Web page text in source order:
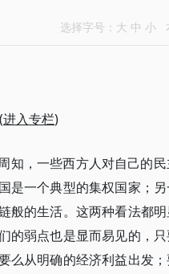
选择字号： 大 中 小
(进入专栏)
知，一些西方人对自己的
是一个典型的集权国家；
般的生活。这两种看法都
的弱点也是显而易见的，
么从明确的经济利益出发